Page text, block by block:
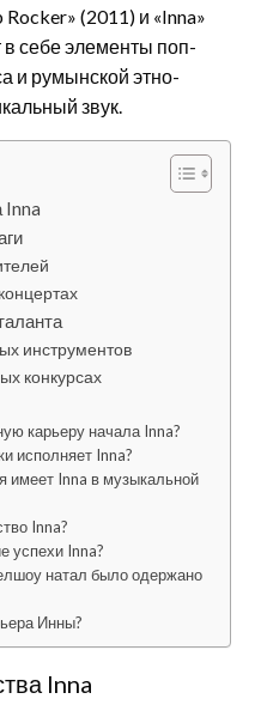
(2011) и «Inna»
в себе элементы поп-
и румынской этно-
звук.
Inna
инструментов
конкурсах
карьеру начала Inna?
исполняет Inna?
имеет Inna в музыкальной
Inna?
успехи Inna?
натал было одержано
Инны?
Inna